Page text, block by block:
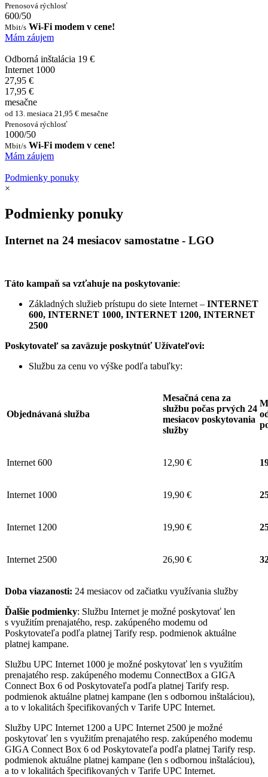
Prenosová rýchlosť
600/50
Mbit/s Wi-Fi modem v cene!
Mám záujem
Odborná inštalácia 19 €
Internet 1000
27,95 €
17,95 €
mesačne
od 13. mesiaca 21,95 € mesačne
Prenosová rýchlosť
1000/50
Mbit/s Wi-Fi modem v cene!
Mám záujem
Podmienky ponuky
×
Podmienky ponuky
Internet na 24 mesiacov samostatne - LGO
Táto kampaň sa vzťahuje na poskytovanie:
Základných služieb prístupu do siete Internet – INTERNET
600, INTERNET 1000, INTERNET 1200, INTERNET
2500
Poskytovateľ sa zaväzuje poskytnúť Užívateľovi:
Službu za cenu vo výške podľa tabuľky:
Objednávaná služba
Mesačná cena za
službu počas prvých 24
mesiacov poskytovania
služby
Internet 600 12,90 €
Internet 1000 19,90 €
Internet 1200 19,90 €
Internet 2500 26,90 €
Doba viazanosti: 24 mesiacov od začiatku využívania služby
Ďalšie podmienky: Službu Internet je možné poskytovať len
s využitím prenajatého, resp. zakúpeného modemu od
Poskytovateľa podľa platnej Tarify resp. podmienok aktuálne
platnej kampane.
Službu UPC Internet 1000 je možné poskytovať len s využitím
prenajatého resp. zakúpeného modemu ConnectBox a GIGA
Connect Box 6 od Poskytovateľa podľa platnej Tarify resp.
podmienok aktuálne platnej kampane (len s odbornou inštaláciou),
a to v lokalitách špecifikovaných v Tarife UPC Internet.
Služby UPC Internet 1200 a UPC Internet 2500 je možné
poskytovať len s využitím prenajatého resp. zakúpeného modemu
GIGA Connect Box 6 od Poskytovateľa podľa platnej Tarify resp.
podmienok aktuálne platnej kampane (len s odbornou inštaláciou),
a to v lokalitách špecifikovaných v Tarife UPC Internet.